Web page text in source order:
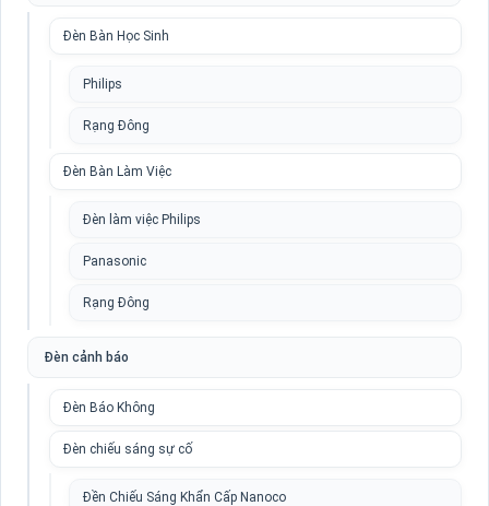
Đèn Bàn Học Sinh
Philips
Rạng Đông
Đèn Bàn Làm Việc
Đèn làm việc Philips
Panasonic
Rạng Đông
Đèn cảnh báo
Đèn Báo Không
Đèn chiếu sáng sự cố
Đền Chiếu Sáng Khẩn Cấp Nanoco